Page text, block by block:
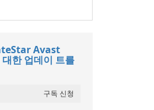
Avast
한 업데이 트를